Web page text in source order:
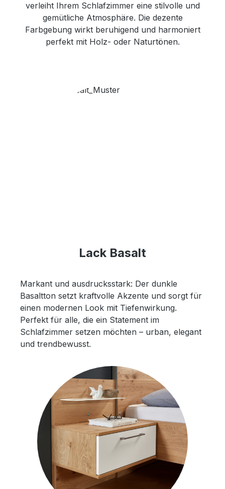
verleiht Ihrem Schlafzimmer eine stilvolle und
gemütliche Atmosphäre. Die dezente
Farbgebung wirkt beruhigend und harmoniert
perfekt mit Holz- oder Naturtönen.
Lack Basalt
Markant und ausdrucksstark: Der dunkle
Basaltton setzt kraftvolle Akzente und sorgt für
einen modernen Look mit Tiefenwirkung.
Perfekt für alle, die ein Statement im
Schlafzimmer setzen möchten – urban, elegant
und trendbewusst.